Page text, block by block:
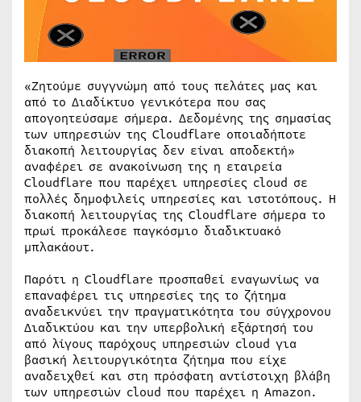
«Ζητούμε συγγνώμη από τους πελάτες μας και
από το Διαδίκτυο γενικότερα που σας
απογοητεύσαμε σήμερα. Δεδομένης της σημασίας
των υπηρεσιών της Cloudflare οποιαδήποτε
διακοπή λειτουργίας δεν είναι αποδεκτή»
αναφέρει σε ανακοίνωση της η εταιρεία
Cloudflare που παρέχει υπηρεσίες cloud σε
πολλές δημοφιλείς υπηρεσίες και ιστοτόπους. Η
διακοπή λειτουργίας της Cloudflare σήμερα το
πρωί προκάλεσε παγκόσμιο διαδικτυακό
μπλακάουτ.
Παρότι η Cloudflare προσπαθεί εναγωνίως να
επαναφέρει τις υπηρεσίες της το ζήτημα
αναδεικνύει την πραγματικότητα του σύγχρονου
Διαδικτύου και την υπερβολική εξάρτησή του
από λίγους παρόχους υπηρεσιών cloud για
βασική λειτουργικότητα ζήτημα που είχε
αναδειχθεί και στη πρόσφατη αντίστοιχη βλάβη
των υπηρεσιών cloud που παρέχει η Amazon.